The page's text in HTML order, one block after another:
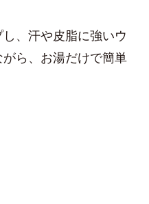
、汗や皮脂に強いウ
ら、お湯だけで簡単